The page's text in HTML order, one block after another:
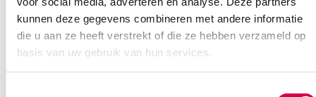
kunnen deze gegevens combineren met andere informatie
die u aan ze heeft verstrekt of die ze hebben verzameld op
basis van uw gebruik van hun services.